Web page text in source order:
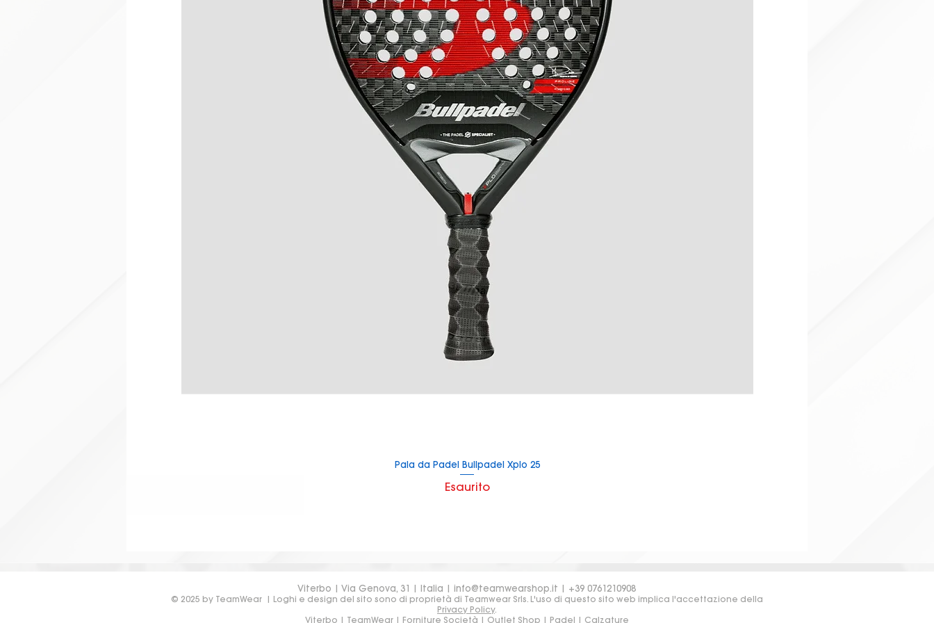
Vista rapida
Pala da Padel Bullpadel Xplo 25
Esaurito
Viterbo | Via Genova, 31 | Italia | info@teamwearshop.it | +39 0761210908
© 2025 by TeamWear | Loghi e design del sito sono di proprietà di Teamwear Srls. L'uso di questo sito web implica l'accettazione della
Privacy Policy.
Viterbo | TeamWear | Forniture Società | Outlet Shop | Padel | Calzature